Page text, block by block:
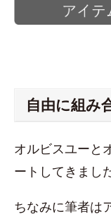
自由に組み
オルビスユーと
ートしてきまし
ちなみに筆者は